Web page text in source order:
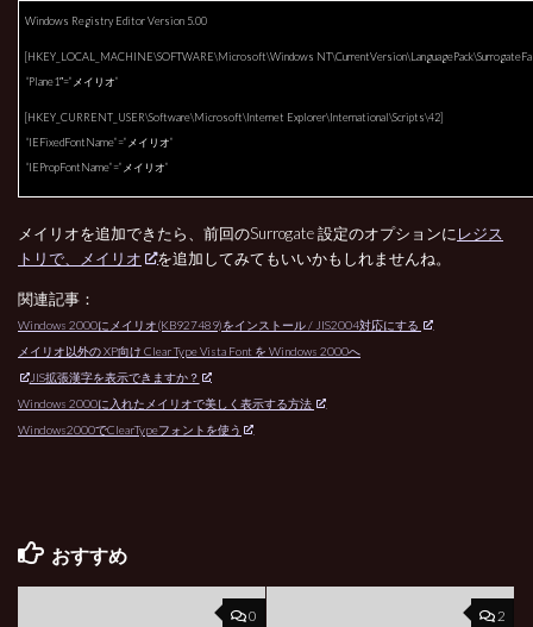
Windows Registry Editor Version 5.00
[HKEY_LOCAL_MACHINE\SOFTWARE\Microsoft\Windows
“Plane1″=”メイリオ”
[HKEY_CURRENT_USER\Software\Microsoft\Internet Explorer\International\Scripts\42]
“IEFixedFontName”=”メイリオ”
“IEPropFontName”=”メイリオ”
メイリオを追加できたら、前回のSurrogate 設定のオプションに レジス
トリで、メイリオ
を追加してみてもいいかもしれませんね。
関連記事：
Windows 2000にメイリオ(KB927489)をインストール / JIS2004対応にする
メイリオ以外の XP向け Clear Type Vista Font を Windows 2000へ
JIS拡張漢字を表示できますか？
Windows 2000に入れたメイリオで美しく表示する方法
Windows2000でClearTypeフォントを使う
おすすめ
0 2